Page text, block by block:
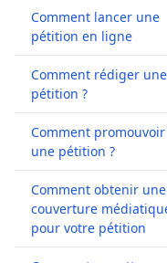
Comment lancer une
pétition en ligne
Comment rédiger une
pétition ?
Comment promouvoir
une pétition ?
Comment obtenir une
couverture
pour votre pétition